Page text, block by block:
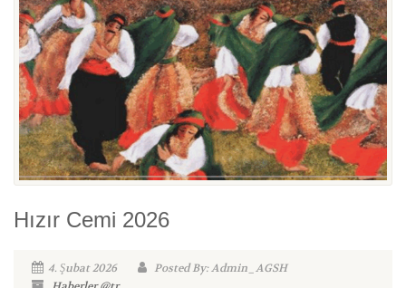
Hızır Cemi 2026
4. Şubat 2026
Posted By: Admin_AGSH